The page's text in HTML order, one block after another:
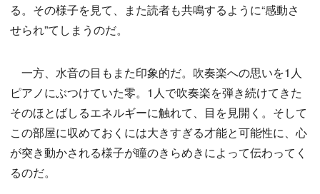
る。その様子を見て、また読者も共鳴するように“感動さ
せられ”てしまうのだ。
一方、水音の目もまた印象的だ。吹奏楽への思いを1人
ピアノにぶつけていた零。1人で吹奏楽を弾き続けてきた
そのほとばしるエネルギーに触れて、目を見開く。そして
この部屋に収めておくには大きすぎる才能と可能性に、心
が突き動かされる様子が瞳のきらめきによって伝わってく
るのだ。